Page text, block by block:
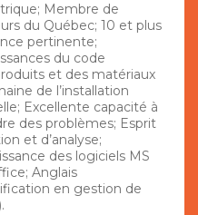
Membre de
du Québec; 10 et plus
pertinente;
du code
et des matériaux
de l’installation
Excellente capacité à
des problèmes; Esprit
et d’analyse;
des logiciels MS
Anglais
en gestion de